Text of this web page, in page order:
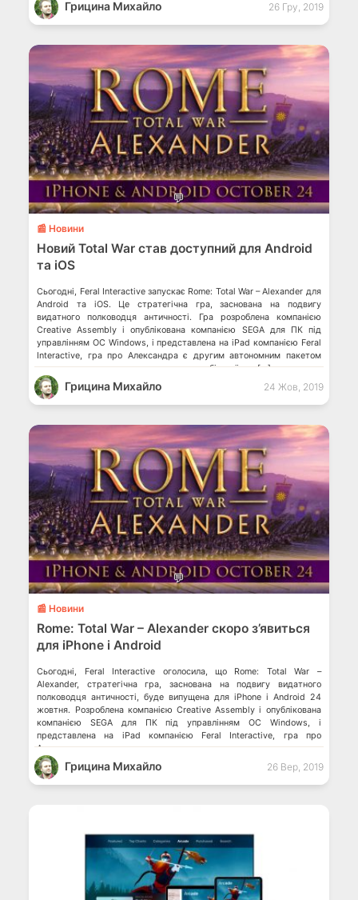
Грицина Михайло 26 Гру, 2019
💬
📰 Новини
Новий Total War став доступний для Android
та iOS
Сьогодні, Feral Interactive запускає Rome: Total War – Alexander для
Android та iOS. Це стратегічна гра, заснована на подвигу
видатного полководця античності. Гра розроблена компанією
Creative Assembly і опублікована компанією SEGA для ПК під
управлінням ОС Windows, і представлена на iPad компанією Feral
Interactive, гра про Александра є другим автономним пакетом
розширення для визнаною критиками мобільної гри […]
Грицина Михайло 24 Жов, 2019
💬
📰 Новини
Rome: Total War – Alexander скоро з’явиться
для iPhone і Android
Сьогодні, Feral Interactive оголосила, що Rome: Total War –
Alexander, стратегічна гра, заснована на подвигу видатного
полководця античності, буде випущена для iPhone і Android 24
жовтня. Розроблена компанією Creative Assembly і опублікована
компанією SEGA для ПК під управлінням ОС Windows, і
представлена на iPad компанією Feral Interactive, гра про
Александра є другим автономним пакетом розширення для
визнаною […]Грицина Михайло 26 Вер, 2019